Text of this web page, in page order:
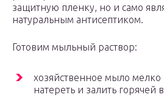
защитную пленку, но и само
натуральным антисептиком.
Готовим мыльный раствор:
хозяйственное мыло мелко
натереть и залить